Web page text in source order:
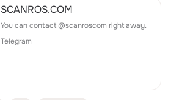
SCANROS.COM
You can contact @scanroscom right away.
Telegram